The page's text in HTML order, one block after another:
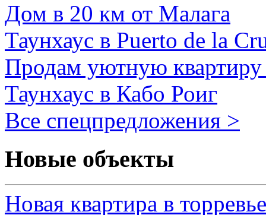
Дом в 20 км от Малага
Таунхаус в Puerto de la
Продам уютную
Таунхаус в Кабо Роиг
Все спецпредложения >
Новые объекты
Новая квартира в